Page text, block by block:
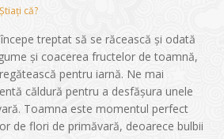
Știați că?
treptat să se răcească și odată
și coacerea fructelor de toamnă,
pentru iarnă. Ne mai
căldură pentru a desfășura unele
Toamna este momentul perfect
de flori de primăvară, deoarece bulbii